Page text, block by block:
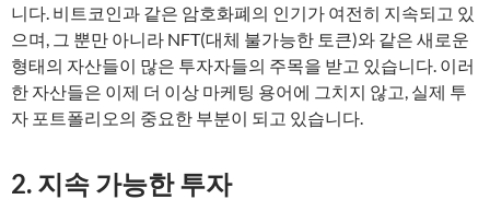
니다. 비트코인과 같은 암호화폐의 인기가 여전히 지속되고 있
으며, 그 뿐만 아니라 NFT(대체 불가능한 토큰)와 같은 새로운
형태의 자산들이 많은 투자자들의 주목을 받고 있습니다. 이러
한 자산들은 이제 더 이상 마케팅 용어에 그치지 않고, 실제 투
자 포트폴리오의 중요한 부분이 되고 있습니다.
2. 지속 가능한 투자